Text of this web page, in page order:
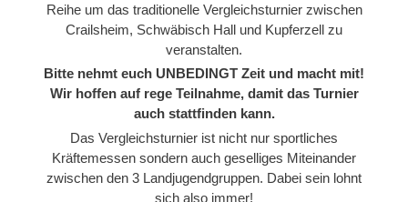
Reihe um das traditionelle Vergleichsturnier zwischen
Crailsheim, Schwäbisch Hall und Kupferzell zu
veranstalten.
Bitte nehmt euch UNBEDINGT Zeit und macht mit!
Wir hoffen auf rege Teilnahme, damit das Turnier
auch stattfinden kann.
Das Vergleichsturnier ist nicht nur sportliches
Kräftemessen sondern auch geselliges Miteinander
zwischen den 3 Landjugendgruppen. Dabei sein lohnt
sich also immer!